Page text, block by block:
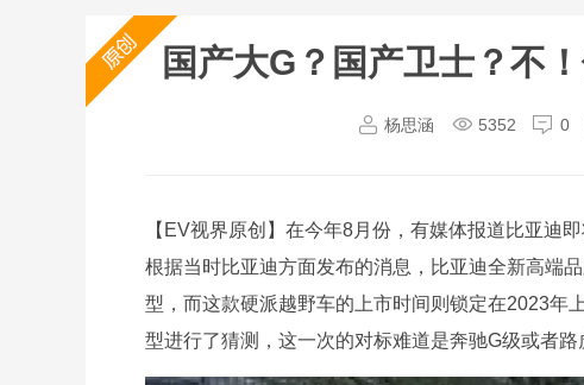
国产大G？国产卫士？不
杨思涵 5352 0
【EV视界原创】在今年8月份，有媒体报道比亚迪
根据当时比亚迪方面发布的消息，比亚迪全新高端
型，而这款硬派越野车的上市时间则锁定在2023年
型进行了猜测，这一次的对标难道是奔驰G级或者路